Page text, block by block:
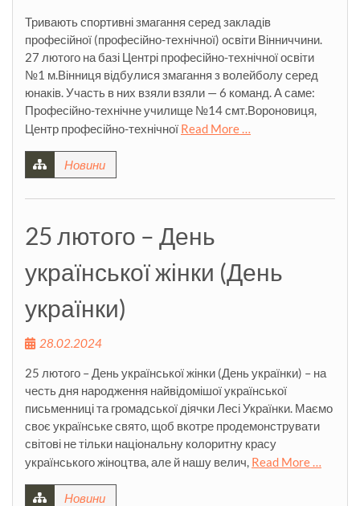
Тривають спортивні змагання серед закладів
професійної (професійно-технічної) освіти Вінниччини.
27 лютого на базі Центрі професійно-технічної освіти
№1 м.Вінниця відбулися змагання з волейболу серед
юнаків. Участь в них взяли взяли — 6 команд. А саме:
Професійно-технічне училище №14 смт.Вороновиця,
Центр професійно-технічної Read More …
Новини
25 лютого – День
української жінки (День
українки)
28.02.2024
25 лютого – День української жінки (День українки) – на
честь дня народження найвідомішої української
письменниці та громадської діячки Лесі Українки. Маємо
своє українське свято, щоб вкотре продемонструвати
світові не тільки національну колоритну красу
українського жіноцтва, але й нашу велич, Read More …
Новини